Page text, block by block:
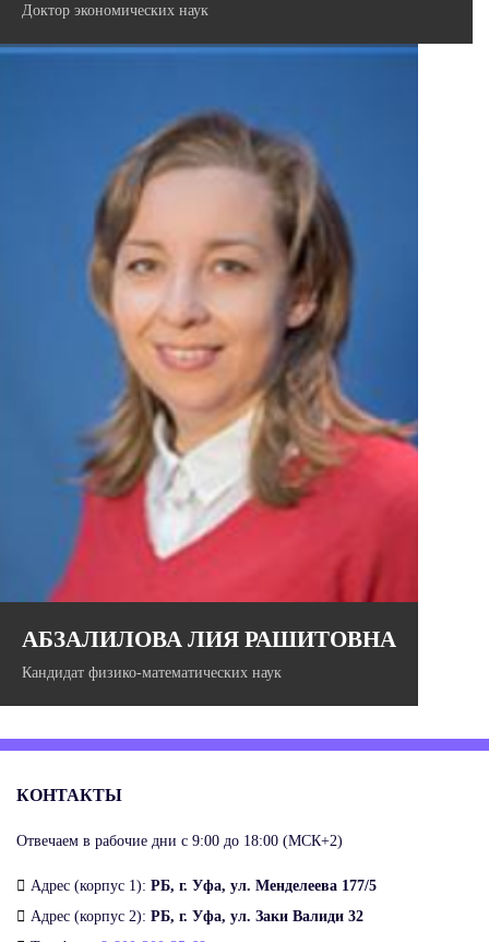
Доктор экономических наук
Имеет опыт разработки и внедрения решений на основе
глубокого статистического анализа данных.
АБЗАЛИЛОВА ЛИЯ РАШИТОВНА
Кандидат физико-математических наук
КОНТАКТЫ
Отвечаем в рабочие дни с 9:00 до 18:00 (МСК+2)
Адрес (корпус 1): РБ, г. Уфа, ул. Менделеева 177/5
Адрес (корпус 2): РБ, г. Уфа, ул. Заки Валиди 32